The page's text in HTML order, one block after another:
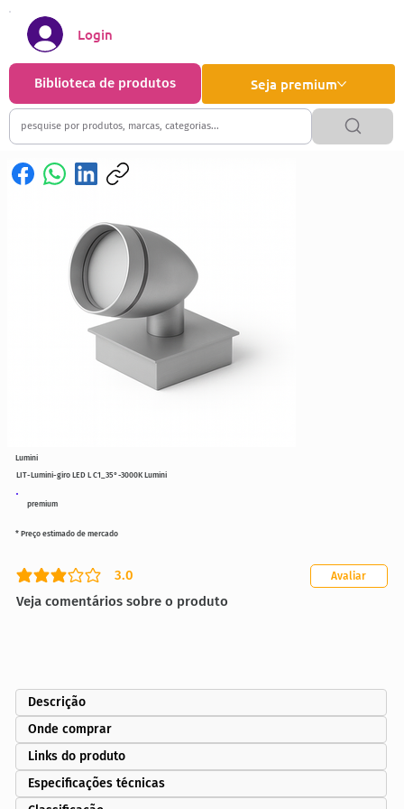
Seja premium
Biblioteca de produtos
Login
premium
LIT-Lumini-giro LED L C1_35°-3000K Lumini
3.0
classificação média é 3 de 5
Veja comentários sobre o produto
Avaliar
* Preço estimado de mercado
Lumini
Descrição
Onde comprar
Links do produto
Especificações técnicas